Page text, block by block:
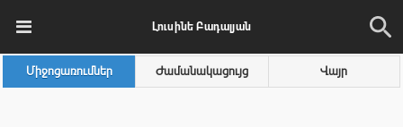
Լուսինե Բադալյան
Միջոցառումներ Ժամանակացույց Վայր